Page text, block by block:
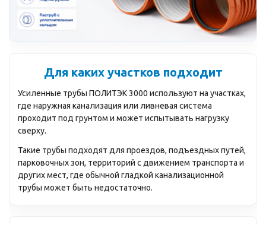
Для каких участков подходит
Усиленные трубы ПОЛИТЭК 3000 используют на участках,
где наружная канализация или ливневая система
проходит под грунтом и может испытывать нагрузку
сверху.
Такие трубы подходят для проездов, подъездных путей,
парковочных зон, территорий с движением транспорта и
других мест, где обычной гладкой канализационной
трубы может быть недостаточно.